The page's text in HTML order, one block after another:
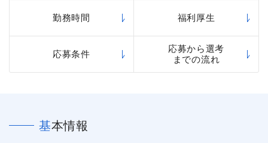
勤務時間 福利厚生
応募条件
応募から選考
までの流れ
基本情報